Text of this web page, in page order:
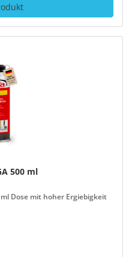
500 ml
Dose mit hoher Ergiebigkeit